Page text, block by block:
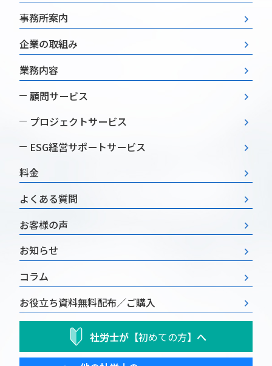
事務所案内
企業の取組み
業務内容
顧問サービス
プロジェクトサービス
ESG経営サポートサービス
料金
よくある質問
お客様の声
お知らせ
コラム
お役立ち資料無料配布／ご購入
社労士が【初めての方】 へ